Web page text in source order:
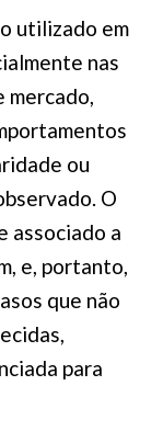
utilizado em
nas
mercado,
ou
O
associado a
e, portanto,
que não
para